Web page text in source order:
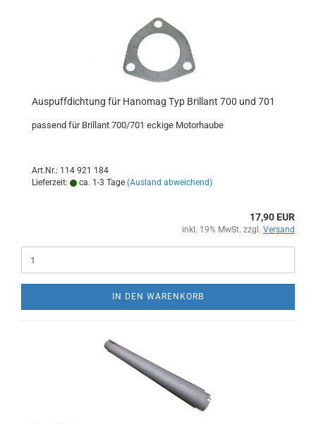
Auspuffdichtung für Hanomag Typ Brillant 700 und 701
passend für Brillant 700/701 eckige Motorhaube
Art.Nr.: 114 921 184
Lieferzeit:
ca. 1-3 Tage (Ausland abweichend)
17,90 EUR
inkl. 19% MwSt. zzgl. Versand
IN DEN WARENKORB